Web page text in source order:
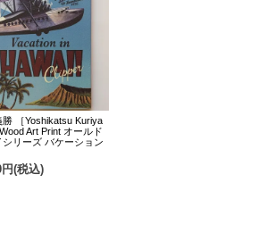
勝 ［Yoshikatsu Kuriya
Art Print オールド
シリーズ バケーション
(税込)